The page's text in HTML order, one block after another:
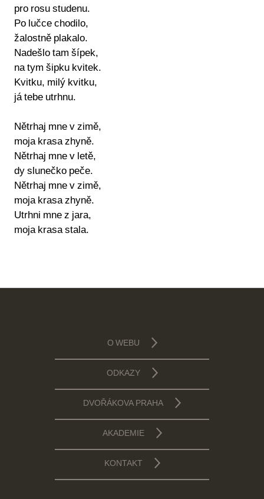
pro rosu studenu.
Po lučce chodilo,
žalostně plakalo.
Nadešlo tam šípek,
na tym šipku kvitek.
Kvitku, milý kvitku,
já tebe utrhnu.
Nětrhaj mne v zimě,
moja krasa zhyně.
Nětrhaj mne v letě,
dy slunečko peče.
Nětrhaj mne v zimě,
moja krasa zhyně.
Utrhni mne z jara,
moja krasa stala.
O WEBU
ODKAZY
DVOŘÁKOVA PRAHA
AKADEMIE
KONTAKT